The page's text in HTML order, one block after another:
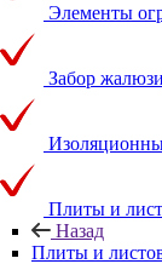
Элементы
Забор жалюзи
Плиты и
Назад
Плиты и